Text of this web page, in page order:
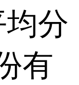
均分
有